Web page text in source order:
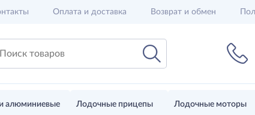
Оплата и доставка Возврат и обмен
алюминиевые Лодочные прицепы Лодочные моторы